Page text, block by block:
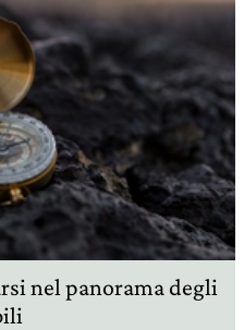
nel panorama degli